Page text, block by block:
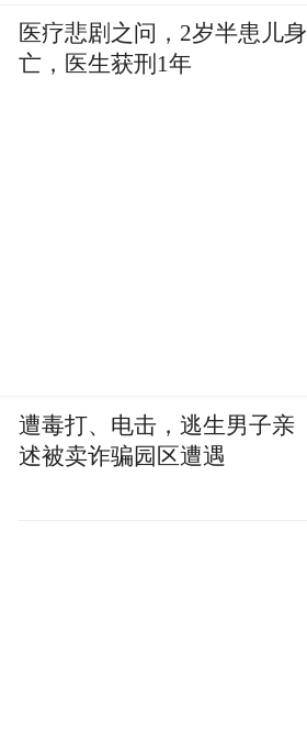
医疗悲剧之问，2岁半患儿身
亡，医生获刑1年
遭毒打、电击，逃生男子亲
述被卖诈骗园区遭遇